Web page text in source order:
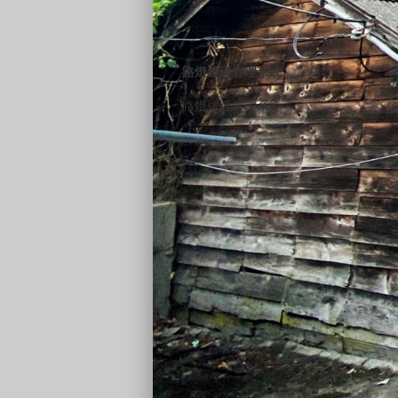
路燈維護管理系統
路燈維護管理系統